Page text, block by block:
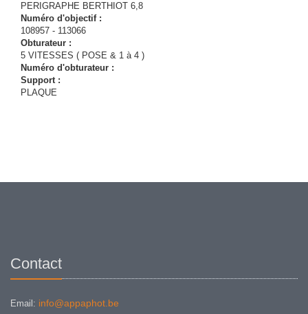
PERIGRAPHE BERTHIOT 6,8
Numéro d'objectif :
108957 - 113066
Obturateur :
5 VITESSES ( POSE & 1 à 4 )
Numéro d'obturateur :
Support :
PLAQUE
Contact
Email: info@appaphot.be